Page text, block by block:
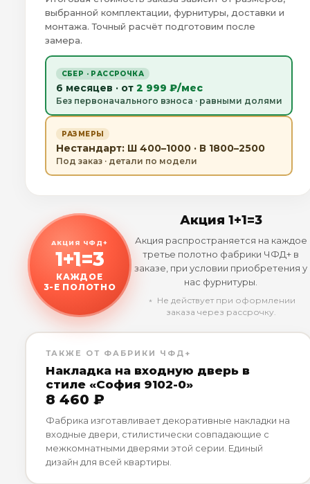
выбранной комплектации, фурнитуры, доставки и
монтажа. Точный расчёт подготовим после
замера.
СБЕР · РАССРОЧКА
6 месяцев · от 2 999 ₽/мес
Без первоначального взноса · равными долями
РАЗМЕРЫ
Нестандарт: Ш 400–1000 · В 1800–2500
Под заказ · детали по модели
АКЦИЯ ЧФД+
1+1=3
КАЖДОЕ
3-Е ПОЛОТНО
Акция 1+1=3
Акция распространяется на каждое
третье полотно фабрики ЧФД+ в
заказе, при условии приобретения у
нас фурнитуры.
﹡ Не действует при оформлении
заказа через рассрочку.
ТАКЖЕ ОТ ФАБРИКИ ЧФД+
Накладка на входную дверь в
стиле «София 9102-0»
8 460 ₽
Фабрика изготавливает декоративные накладки на
входные двери, стилистически совпадающие с
межкомнатными дверями этой серии. Единый
дизайн для всей квартиры.